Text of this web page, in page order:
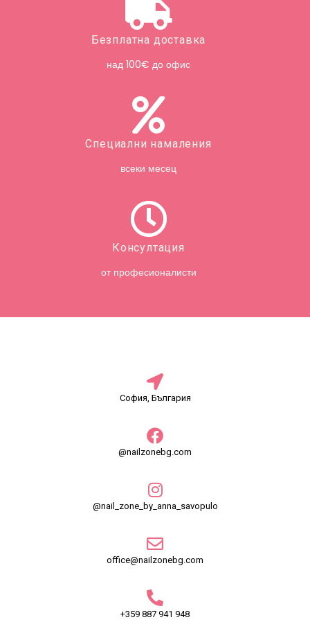
Безплатна доставка
над 100€ до офис
Специални намаления
всеки месец
Консултация
от професионалисти
София, България
@nailzonebg.com
@nail_zone_by_anna_savopulo
office@nailzonebg.com
+359 887 941 948